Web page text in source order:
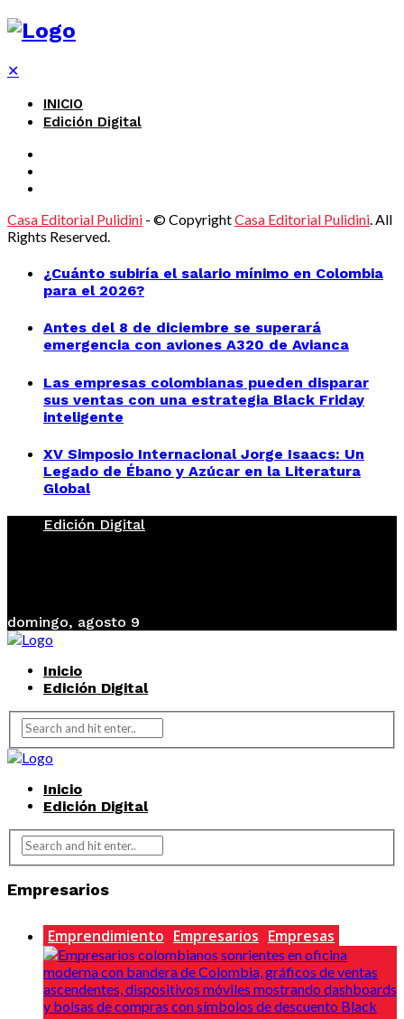
✕
INICIO
Edición Digital
Casa Editorial Pulidini - © CopyrightCasa Editorial Pulidini. All
Rights Reserved.
¿Cuánto subiría el salario mínimo en Colombia
para el 2026?
Antes del 8 de diciembre se superará
emergencia con aviones A320 de Avianca
Las empresas colombianas pueden disparar
sus ventas con una estrategia Black Friday
inteligente
XV Simposio Internacional Jorge Isaacs: Un
Legado de Ébano y Azúcar en la Literatura
Global
Edición Digital
domingo, agosto 9
Inicio
Edición Digital
Inicio
Edición Digital
Empresarios
Emprendimiento Empresarios Empresas